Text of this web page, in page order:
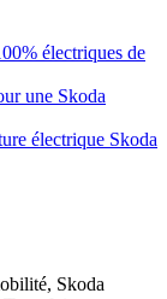
électriques de
une Skoda
électrique Skoda
Skoda